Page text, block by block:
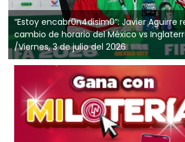
“Estoy encabr0n4disim0”: Javier Aguirre
cambio de horario del México vs
/Viernes, 3 de julio del 2026